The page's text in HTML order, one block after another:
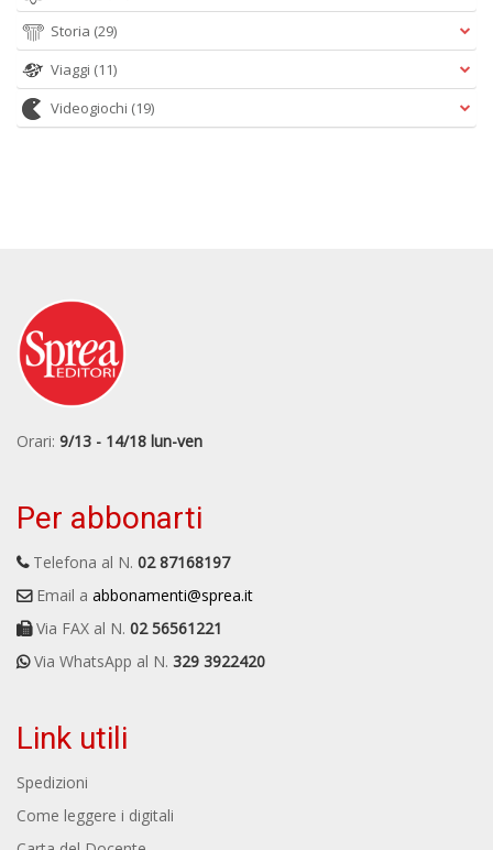
Storia (29)
Viaggi (11)
Videogiochi (19)
Orari: 9/13 - 14/18 lun-ven
Per abbonarti
Telefona al N. 02 87168197
Email a abbonamenti@sprea.it
Via FAX al N. 02 56561221
Via WhatsApp al N. 329 3922420
Link utili
Spedizioni
Come leggere i digitali